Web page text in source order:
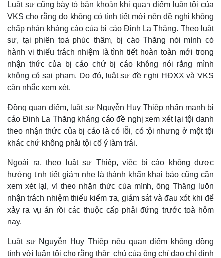
Quan sát
Cuộc sống đó đây
Video
Ảnh
Luật sư cũng bày tỏ băn khoăn khi quan điểm luận tội của
VKS cho rằng do không có tình tiết mới nên đề nghị không
chấp nhận kháng cáo của bị cáo Đinh La Thăng. Theo luật
sư, tại phiên toà phúc thẩm, bị cáo Thăng nói mình có
hành vi thiếu trách nhiệm là tình tiết hoàn toàn mới trong
nhận thức của bị cáo chứ bị cáo không nói rằng mình
không có sai phạm. Do đó, luật sư đề nghị HĐXX và VKS
cân nhắc xem xét.
Đồng quan điểm, luật sư Nguyễn Huy Thiệp nhấn mạnh bị
cáo Đinh La Thăng kháng cáo đề nghị xem xét lại tội danh
theo nhận thức của bị cáo là có lỗi, có tội nhưng ở một tội
khác chứ không phải tội cố ý làm trái.
Ngoài ra, theo luật sư Thiệp, việc bị cáo không được
hưởng tình tiết giảm nhẹ là thành khẩn khai báo cũng cần
xem xét lại, vì theo nhận thức của mình, ông Thăng luôn
nhận trách nhiệm thiếu kiểm tra, giám sát và đau xót khi để
xảy ra vụ án rồi các thuộc cấp phải đứng trước toà hôm
nay.
Luật sư Nguyễn Huy Thiệp nêu quan điểm không đồng
tình với luận tội cho rằng thân chủ của ông chỉ đạo chỉ định